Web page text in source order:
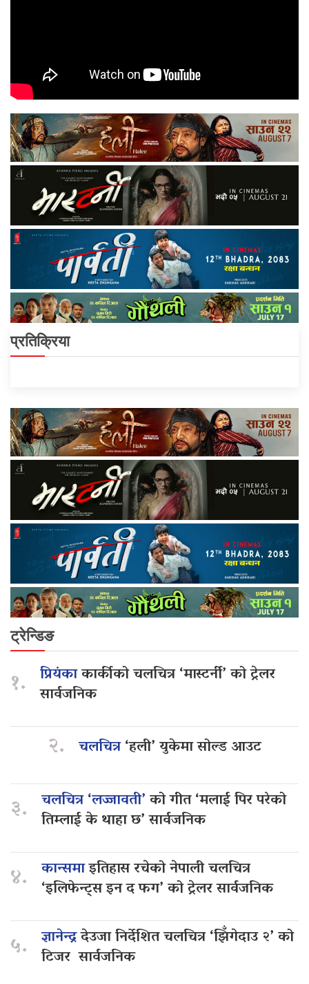
प्रतिक्रिया
ट्रेन्डिङ
१. प्रियंकाकार्कीको चलचित्र ‘मास्टर्नी’ को ट्रेलर
सार्वजनिक
२. चलचित्र‘हली’ युकेमा सोल्ड आउट
३. चलचित्र ‘लज्जावती’को गीत ‘मलाई पिर परेको
तिम्लाई के थाहा छ’ सार्वजनिक
४. कान्समाइतिहास रचेको नेपाली चलचित्र
‘इलिफेन्ट्स इन द फग’ को ट्रेलर सार्वजनिक
५. ज्ञानेन्द्रदेउजा निर्देशित चलचित्र ‘झिँगेदाउ २’ को
टिजर सार्वजनिक